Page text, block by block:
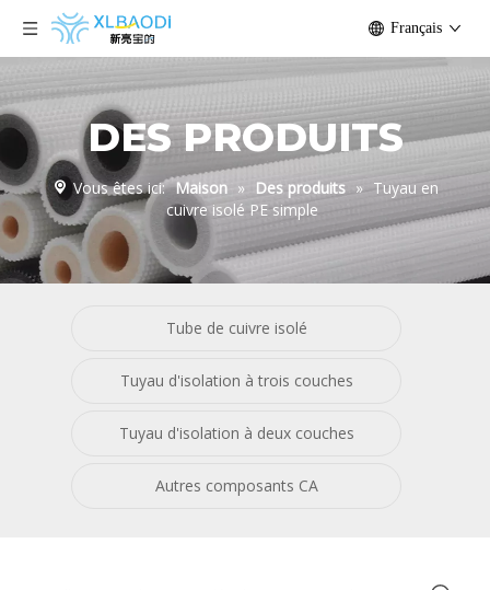
Français
DES PRODUITS
Vous êtes ici: Maison » Des produits » Tuyau en
cuivre isolé PE simple
Tube de cuivre isolé
Tuyau d'isolation à trois couches
Tuyau d'isolation à deux couches
Autres composants CA